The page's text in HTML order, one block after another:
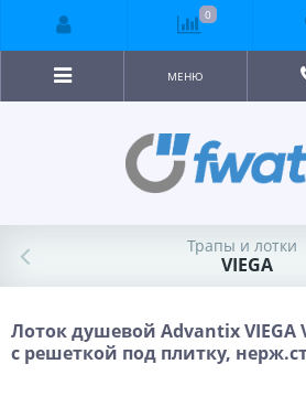
МЕНЮ
Трапы и лотки
VIEGA
Лоток душевой Advantix VIEGA
с решеткой под плитку,
0